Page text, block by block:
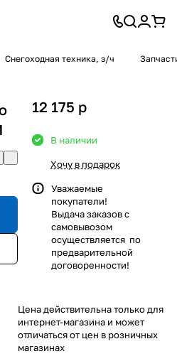
Снегоходная техника, з/ч
12 175 p
В наличии
Хочу в подарок
Уважаемые
покупатели!
Выдача заказов с
самовывозом
осуществляется по
предварительной
договоренности!
Цена действительна только для
интернет-магазина и может
отличаться от цен в розничных
магазинах